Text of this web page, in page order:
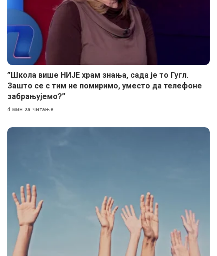
”Школа више НИЈЕ храм знања, сада је то Гугл.
Зашто се с тим не помиримо, уместо да телефоне
забрањујемо?”
4 мин за читање